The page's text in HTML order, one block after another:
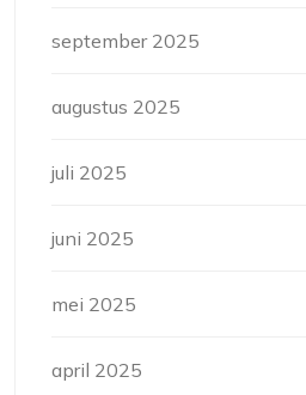
september 2025
augustus 2025
juli 2025
juni 2025
mei 2025
april 2025